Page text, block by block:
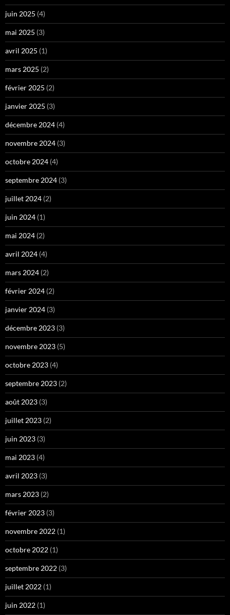
juin 2025 (4)
mai 2025 (3)
avril 2025 (1)
mars 2025 (2)
février 2025 (2)
janvier 2025 (3)
décembre 2024 (4)
novembre 2024 (3)
octobre 2024 (4)
septembre 2024 (3)
juillet 2024 (2)
juin 2024 (1)
mai 2024 (2)
avril 2024 (4)
mars 2024 (2)
février 2024 (2)
janvier 2024 (3)
décembre 2023 (3)
novembre 2023 (5)
octobre 2023 (4)
septembre 2023 (2)
août 2023 (3)
juillet 2023 (2)
juin 2023 (3)
mai 2023 (4)
avril 2023 (3)
mars 2023 (2)
février 2023 (3)
novembre 2022 (1)
octobre 2022 (1)
septembre 2022 (3)
juillet 2022 (1)
juin 2022 (1)